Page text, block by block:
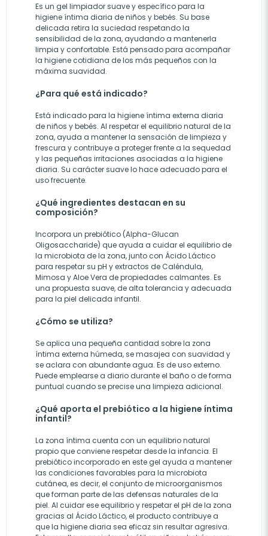
Es un gel limpiador suave y específico para la
higiene íntima diaria de niños y bebés. Su base
delicada retira la suciedad respetando la
sensibilidad de la zona, ayudando a mantenerla
limpia y confortable. Está pensado para acompañar
la higiene cotidiana de los más pequeños con la
máxima suavidad.
¿Para qué está indicado?
Está indicado para la higiene íntima externa diaria
de niños y bebés. Al respetar el equilibrio natural de la
zona, ayuda a mantener la sensación de limpieza y
frescura y contribuye a proteger frente a la sequedad
y las pequeñas irritaciones asociadas a la higiene
diaria. Su carácter suave lo hace adecuado para el
uso frecuente.
¿Qué ingredientes destacan en su
composición?
Incorpora un prebiótico (Alpha-Glucan
Oligosaccharide) que ayuda a cuidar el equilibrio de
la microbiota de la zona, junto con Ácido Láctico
para respetar su pH y extractos de Caléndula,
Mimosa y Aloe Vera de propiedades calmantes. Es
una propuesta suave, de alta tolerancia y adecuada
para la piel delicada infantil.
¿Cómo se utiliza?
Se aplica una pequeña cantidad sobre la zona
íntima externa húmeda, se masajea con suavidad y
se aclara con abundante agua. Es de uso externo.
Puede emplearse a diario durante el baño o de forma
puntual cuando se precise una limpieza adicional.
¿Qué aporta el prebiótico a la higiene íntima
infantil?
La zona íntima cuenta con un equilibrio natural
propio que conviene respetar desde la infancia. El
prebiótico incorporado en este gel ayuda a mantener
las condiciones favorables para la microbiota
cutánea, es decir, el conjunto de microorganismos
que forman parte de las defensas naturales de la
piel. Al cuidar ese equilibrio y respetar el pH de la zona
gracias al Ácido Láctico, el producto contribuye a
que la higiene diaria sea eficaz sin resultar agresiva.